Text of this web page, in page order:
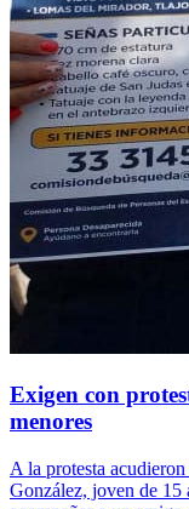
Exigen con
menores
A la protesta
González, joven de 15